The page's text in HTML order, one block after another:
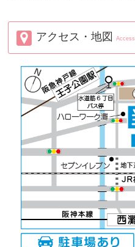
アクセス・地図Access